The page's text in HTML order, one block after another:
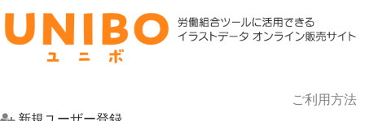
ご利用方法